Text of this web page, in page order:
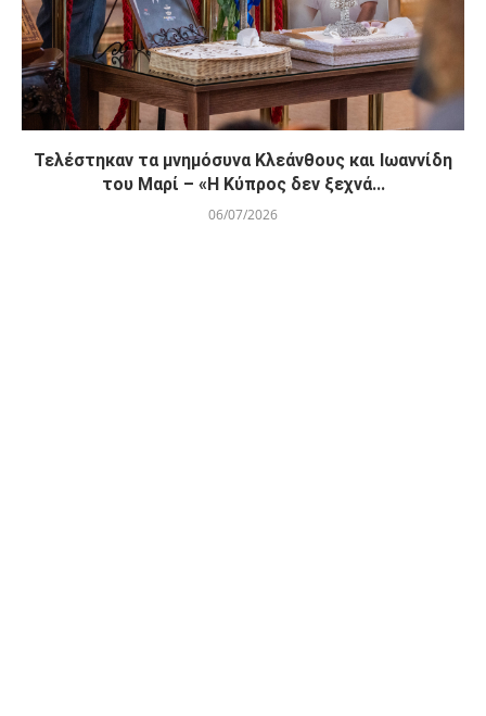
Τελέστηκαν τα μνημόσυνα Κλεάνθους και Ιωαννίδη
του Μαρί – «Η Κύπρος δεν ξεχνά...
06/07/2026